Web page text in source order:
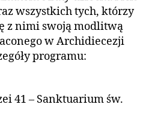
wszystkich tych, którzy
z nimi swoją modlitwą
w Archidiecezji
programu:
41 – Sanktuarium św.